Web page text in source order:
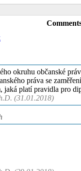
okruhu občanské
práva se
jaká platí pravidla pro
(31.01.2018)